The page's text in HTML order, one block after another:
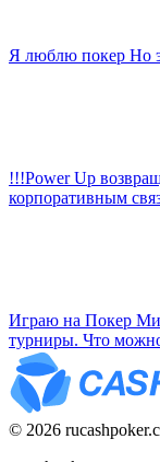
Я люблю покер Но
!!!Power Up
корпоративным
Играю на Покер
турниры. Что можно
© 2026